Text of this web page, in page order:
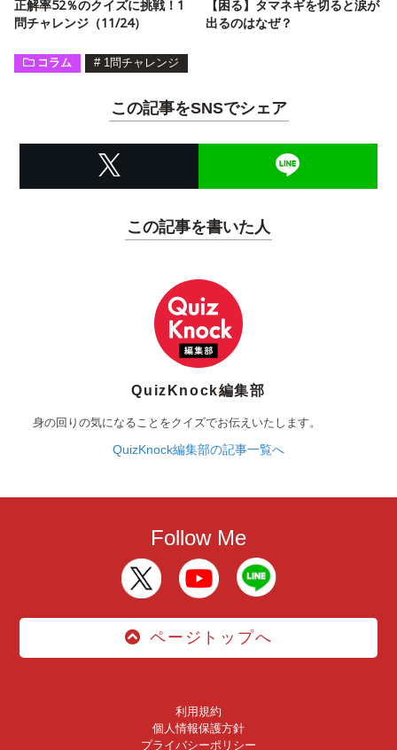
正解率52％のクイズに挑戦！1
問チャレンジ（11/24）
【困る】タマネギを切ると涙が
出るのはなぜ？
コラム # 1問チャレンジ
この記事をSNSでシェア
この記事を書いた人
QuizKnock編集部
身の回りの気になることをクイズでお伝えいたします。
QuizKnock編集部の記事一覧へ
Follow Me
ページトップへ
利用規約
個人情報保護方針
プライバシーポリシー